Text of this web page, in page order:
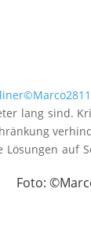
lang sind.
auf
Foto: